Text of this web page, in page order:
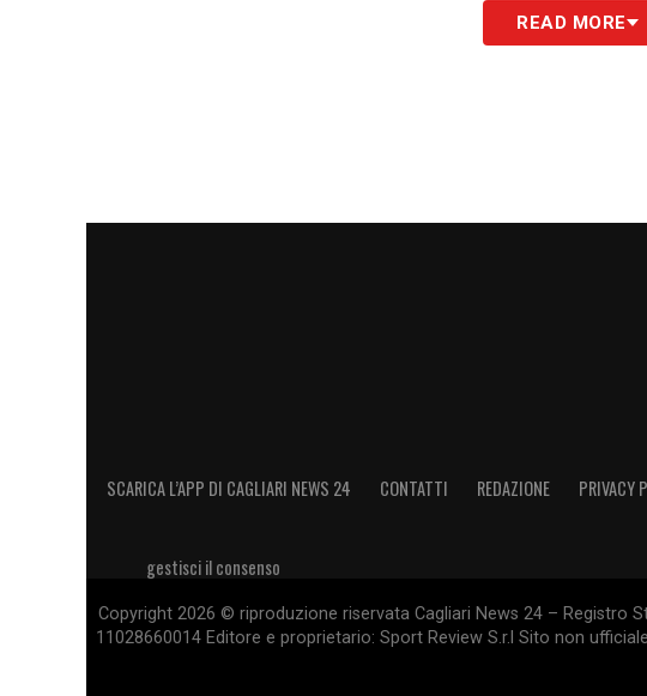
I rossoblù, che hanno iniziato il campionato con
situazione nel miglior modo possibile, con la
READ MORE
SCARICA L’APP DI CAGLIARI NEWS 24 CONTATTI REDAZIONE PRIVACY
gestisci il consenso
Copyright 2026 © riproduzione riservata Cagliari News 24 – Registro
11028660014 Editore e proprietario: Sport Review S.r.l Sito non